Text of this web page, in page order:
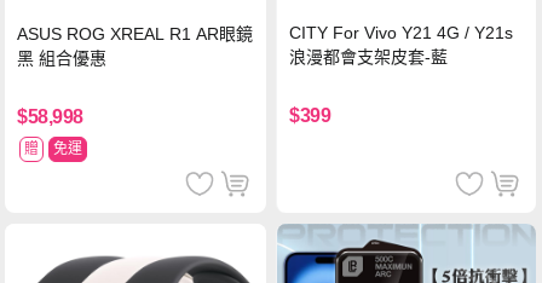
ASUS ROG XREAL R1 AR眼鏡
黑 組合優惠
$58,998
贈 免運
CITY For Vivo Y21 4G / Y21s
浪漫都會支架皮套-藍
$399